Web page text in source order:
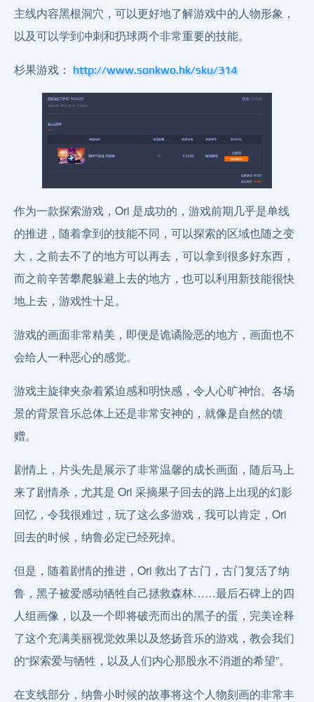
主线内容黑根洞穴，可以更好地了解游戏中的人物形象，
以及可以学到冲刺和扔球两个非常重要的技能。
杉果游戏： http://www.sonkwo.hk/sku/314
作为一款探索游戏，Ori 是成功的，游戏前期几乎是单线
的推进，随着拿到的技能不同，可以探索的区域也随之变
大，之前去不了的地方可以再去，可以拿到很多好东西，
而之前辛苦攀爬躲避上去的地方，也可以利用新技能很快
地上去，游戏性十足。
游戏的画面非常精美，即便是诡谲险恶的地方，画面也不
会给人一种恶心的感觉。
游戏主旋律夹杂着紧迫感和明快感，令人心旷神怡。各场
景的背景音乐总体上还是非常安神的，就像是自然的馈
赠。
剧情上，片头先是展示了非常温馨的成长画面，随后马上
来了剧情杀，尤其是 Ori 采摘果子回去的路上出现的幻影
回忆，令我很难过，玩了这么多游戏，我可以肯定，Ori
回去的时候，纳鲁必定已经死掉。
但是，随着剧情的推进，Ori 救出了古门，古门复活了纳
鲁，黑子被爱感动牺牲自己拯救森林……最后石碑上的四
人组画像，以及一个即将破壳而出的黑子的蛋，完美诠释
了这个充满美丽视觉效果以及悠扬音乐的游戏，教会我们
的“探索爱与牺牲，以及人们内心那股永不消逝的希望”。
在支线部分，纳鲁小时候的故事将这个人物刻画的非常丰